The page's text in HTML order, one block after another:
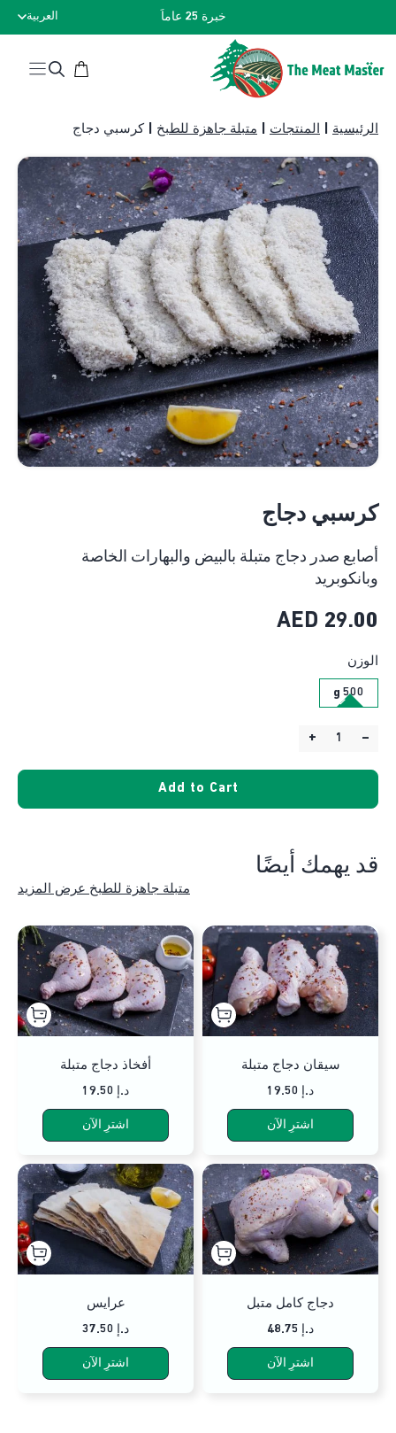
خبرة 25 عاماً العربية
الرئيسية المنتجات متبلة جاهزة للطبخ كرسبي دجاج
كرسبي دجاج
أصابع صدر دجاج متبلة بالبيض والبهارات الخاصة
وبانكوبريد
29.00
AED
الوزن
500 g
–
+
Add to Cart
قد يهمك أيضًا
متبلة جاهزة للطبخ عرض المزيد
سيقان دجاج متبلة
19.50 د.إ
اشترِ الآن
أفخاذ دجاج متبلة
19.50 د.إ
اشترِ الآن
دجاج كامل متبل
48.75 د.إ
اشترِ الآن
عرايس
37.50 د.إ
اشترِ الآن